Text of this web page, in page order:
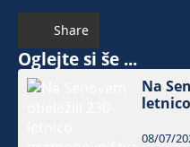
Share
Oglejte si še ...
Na
08/07/